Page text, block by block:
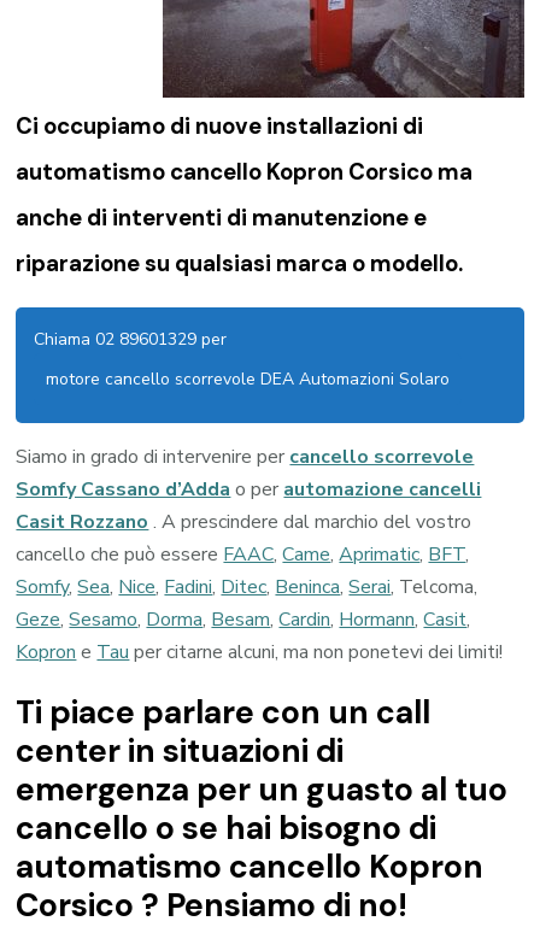
Ci occupiamo di nuove installazioni di
automatismo cancello Kopron Corsico ma
anche di interventi di manutenzione e
riparazione su qualsiasi marca o modello.
Chiama 02 89601329 per
motore cancello scorrevole DEA Automazioni Solaro
Siamo in grado di intervenire per cancello scorrevole
Somfy Cassano d’Adda o per automazione cancelli
Casit Rozzano . A prescindere dal marchio del vostro
cancello che può essere FAAC,Came,Aprimatic, BFT,
Somfy,Sea, Nice, Fadini, Ditec, Beninca,Serai, Telcoma,
Geze,Sesamo, Dorma, Besam,Cardin, Hormann,Casit,
Kopron e Tau per citarne alcuni, ma non ponetevi dei limiti!
Ti piace parlare con un call
center in situazioni di
emergenza per un guasto al tuo
cancello o se hai bisogno di
automatismo cancello Kopron
Corsico ? Pensiamo di no!